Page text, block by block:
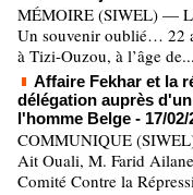
MÉMOIRE (SIWEL) —
Un souvenir oublié… 22
à Tizi-Ouzou, à l’âge de...
Affaire Fekhar et la
délégation auprès
l'homme Belge - 17/02/
COMMUNIQUE
Ait Ouali, M. Farid
Comité Contre la